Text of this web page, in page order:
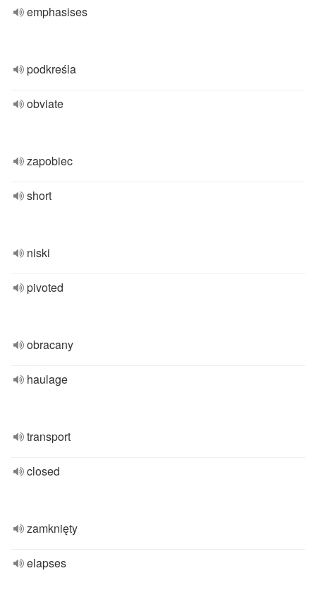
emphasises
podkreśla
obviate
zapobiec
short
niski
pivoted
obracany
haulage
transport
closed
zamknięty
elapses